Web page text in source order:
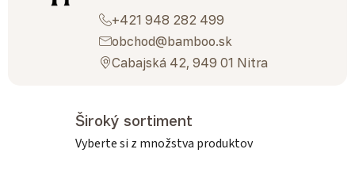
+421 948 282 499
obchod@bamboo.sk
Cabajská 42, 949 01 Nitra
Široký sortiment
Vyberte si z množstva produktov